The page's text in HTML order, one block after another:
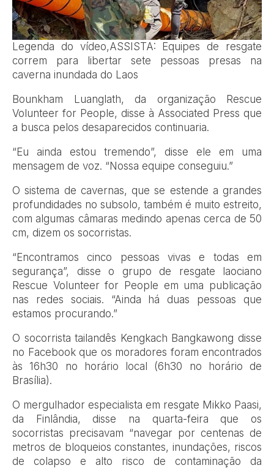
Legenda do vídeo,ASSISTA: Equipes de resgate
correm para libertar sete pessoas presas na
caverna inundada do Laos
Bounkham Luanglath, da organização Rescue
Volunteer for People, disse à Associated Press que
a busca pelos desaparecidos continuaria.
“Eu ainda estou tremendo”, disse ele em uma
mensagem de voz. “Nossa equipe conseguiu.”
O sistema de cavernas, que se estende a grandes
profundidades no subsolo, também é muito estreito,
com algumas câmaras medindo apenas cerca de 50
cm, dizem os socorristas.
“Encontramos cinco pessoas vivas e todas em
segurança”, disse o grupo de resgate laociano
Rescue Volunteer for People em uma publicação
nas redes sociais. “Ainda há duas pessoas que
estamos procurando.”
O socorrista tailandês Kengkach Bangkawong disse
no Facebook que os moradores foram encontrados
às 16h30 no horário local (6h30 no horário de
Brasília).
O mergulhador especialista em resgate Mikko Paasi,
da Finlândia, disse na quarta-feira que os
socorristas precisavam “navegar por centenas de
metros de bloqueios constantes, inundações, riscos
de colapso e alto risco de contaminação da